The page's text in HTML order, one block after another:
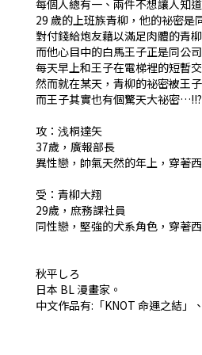
每個人總有一、兩件不想讓人知道
29 歲的上班族青柳，他的祕密是
對付錢給炮友藉以滿足肉體的青
而他心目中的白馬王子正是同公
每天早上和王子在電梯裡的短暫
然而就在某天，青柳的祕密被王
而王子其實也有個驚天大祕密…!!?
攻：浅桐達矢
37歲，廣報部長
異性戀，帥氣天然的年上，穿著
受：青柳大翔
29歲，庶務課社員
同性戀，堅強的犬系角色，穿著
秋平しろ
日本 BL 漫畫家。
中文作品有:「KNOT 命運之結」